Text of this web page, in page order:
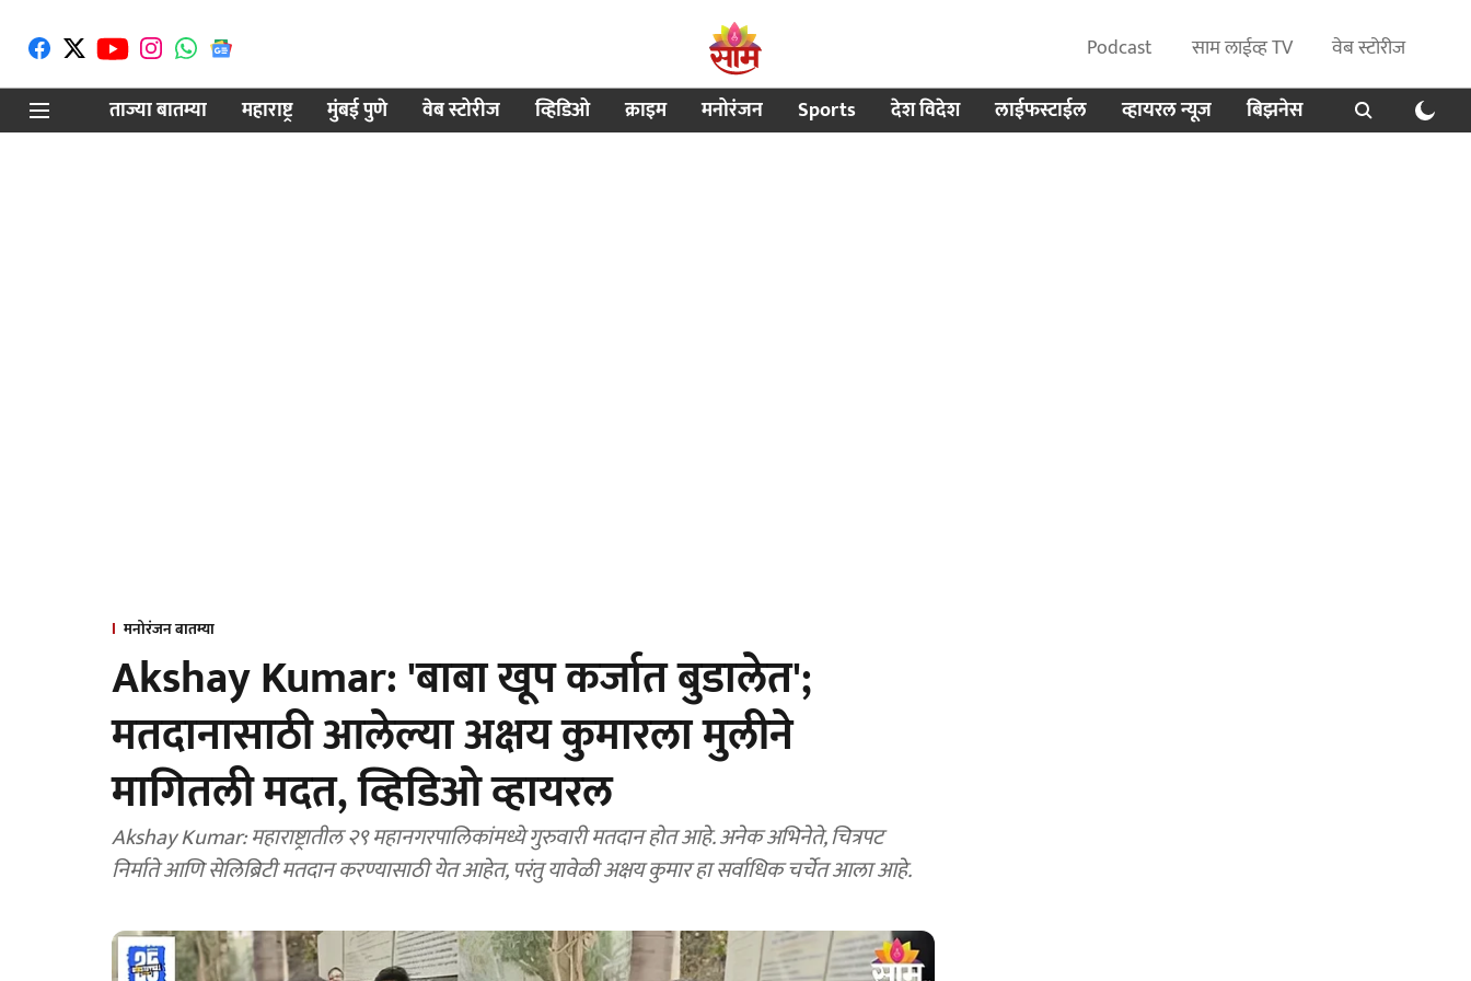
Podcast साम लाईव्ह TV
वेब स्टोरीज
ताज्या बातम्या
महाराष्ट्र मुंबई पुणे वेब स्टोरीज व्हिडिओ क्राइम मनोरंजन Sports देश विदेश लाईफस्टाईल व्हायरल न्यूज बिझनेस
मनोरंजन बातम्या
Akshay Kumar: 'बाबा खूप कर्जात बुडालेत';
मतदानासाठी आलेल्या अक्षय कुमारला मुलीने
मागितली मदत, व्हिडिओ व्हायरल
Akshay Kumar: महाराष्ट्रातील २९ महानगरपालिकांमध्ये गुरुवारी मतदान होत आहे. अनेक अभिनेते, चित्रपट
निर्माते आणि सेलिब्रिटी मतदान करण्यासाठी येत आहेत, परंतु यावेळी अक्षय कुमार हा सर्वाधिक चर्चेत आला आहे.